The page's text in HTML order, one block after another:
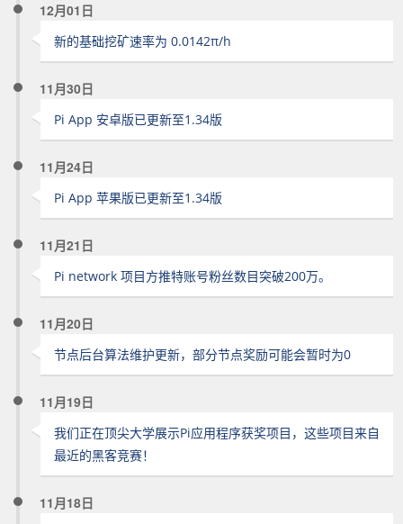
12月01日
新的基础挖矿速率为 0.0142π/h
11月30日
Pi App 安卓版已更新至1.34版
11月24日
Pi App 苹果版已更新至1.34版
11月21日
Pi network 项目方推特账号粉丝数目突破200万。
11月20日
节点后台算法维护更新，部分节点奖励可能会暂时为0
11月19日
我们正在顶尖大学展示Pi应用程序获奖项目，这些项目来自
最近的黑客竞赛！
11月18日